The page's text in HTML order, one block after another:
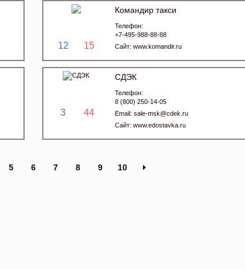
12 15
Командир такси
Телефон:
+7-495-988-88-88
Сайт: www.komandir.ru
3 44
СДЭК
Телефон:
8 (800) 250-14-05
Email: sale-msk@cdek.ru
Сайт: www.edostavka.ru
5 6 7 8 9 10